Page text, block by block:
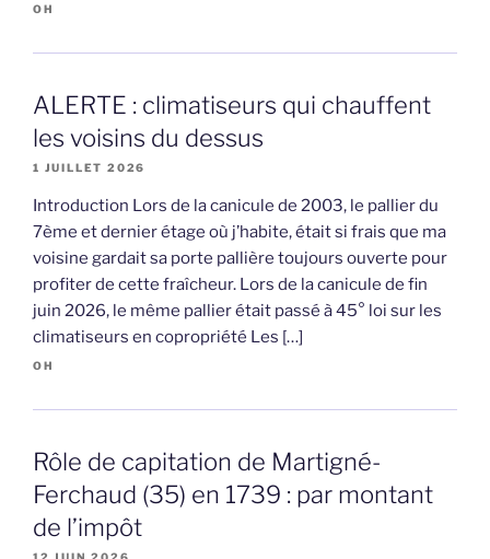
OH
ALERTE : climatiseurs qui chauffent
les voisins du dessus
1 JUILLET 2026
Introduction Lors de la canicule de 2003, le pallier du
7ème et dernier étage où j’habite, était si frais que ma
voisine gardait sa porte pallière toujours ouverte pour
profiter de cette fraîcheur. Lors de la canicule de fin
juin 2026, le même pallier était passé à 45° loi sur les
climatiseurs en copropriété Les […]
OH
Rôle de capitation de Martigné-
Ferchaud (35) en 1739 : par montant
de l’impôt